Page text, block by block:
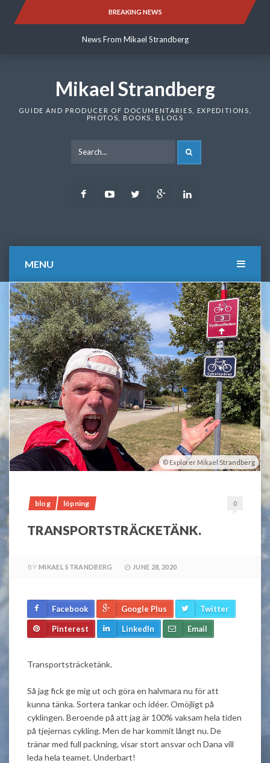
BREAKING NEWS
News From Mikael Strandberg
News From Mikael Strandberg
Mikael Strandberg
GUIDE AND PRODUCER OF DOCUMENTARIES, EXPEDITIONS,
PHOTOS, BOOKS, BLOGS
FacebookYoutubeTwitter Google
MENU
Explorer Mikael Strandberg
blog löpning 0
TRANSPORTSTRÄCKETÄNK.
BY MIKAEL STRANDBERG JUNE 28, 2020
Facebook Google Plus Twitter
Pinterest LinkedIn Email
Transportsträcketänk.
Så jag fick ge mig ut och göra en halvmara nu för att
kunna tänka. Sortera tankar och idéer. Omöjligt på
cyklingen. Beroende på att jag är 100% vaksam hela tiden
på tjejernas cykling. Men de har kommit långt nu. De
tränar med full packning, visar stort ansvar och Dana vill
leda hela teamet. Underbart!